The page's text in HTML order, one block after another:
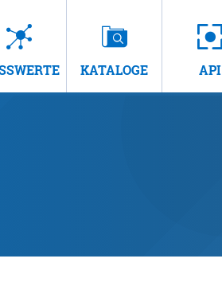
KATALOGE API